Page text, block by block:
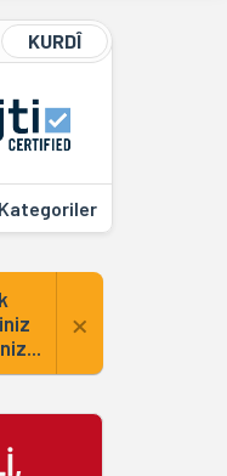
KURDÎ
Kategoriler
×